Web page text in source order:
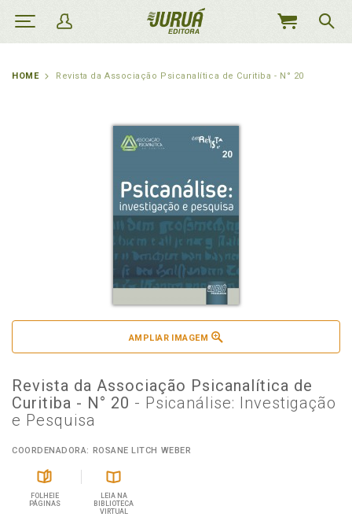
MEU
HOME Revista da Associação Psicanalítica de Curitiba - N° 20
AMPLIAR IMAGEM
Revista da Associação Psicanalítica de
Curitiba - N° 20 - Psicanálise: Investigação
e Pesquisa
COORDENADORA: ROSANE LITCH WEBER
FOLHEIE
PÁGINAS
LEIA NA
BIBLIOTECA
VIRTUAL